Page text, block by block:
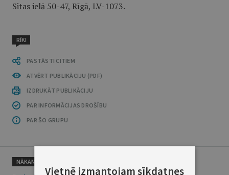
Sitas ielā 50-47, Rīgā, LV-1073.
RĪKI
PASTĀSTI CITIEM
ATVĒRT PUBLIKĀCIJU (PDF)
IZDRUKĀT PUBLIKĀCIJU
PAR INFORMĀCIJAS DROŠĪBU
PAR ŠO GRUPU
NĀKAMAIS
Vietnē izmantojam sīkdatnes